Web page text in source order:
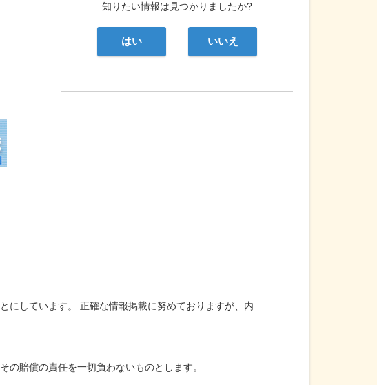
知りたい情報は見つかりましたか?
はい いいえ
にしています。 正確な情報掲載に努めておりますが、内
の賠償の責任を一切負わないものとします。